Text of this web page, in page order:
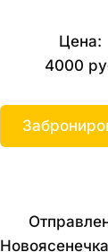
Цена:
4000